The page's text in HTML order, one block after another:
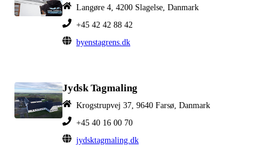
Langøre 4, 4200 Slagelse, Danmark
+45 42 42 88 42
byenstagrens.dk
Jydsk Tagmaling
Krogstrupvej 37, 9640 Farsø, Danmark
+45 40 16 00 70
jydsktagmaling.dk